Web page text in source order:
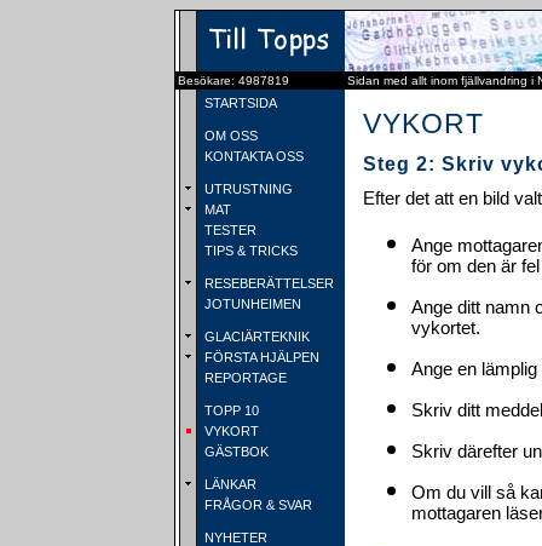
Besökare: 4987819 Sidan med allt inom fjällvandring i
STARTSIDA
OM OSS
KONTAKTA OSS
UTRUSTNING
MAT
TESTER
TIPS & TRICKS
RESEBERÄTTELSER
JOTUNHEIMEN
GLACIÄRTEKNIK
FÖRSTA HJÄLPEN
REPORTAGE
TOPP 10
VYKORT
GÄSTBOK
LÄNKAR
FRÅGOR & SVAR
NYHETER
VYKORT
Steg 2: Skriv
Efter det att en bild
Ange
för om den är
Ange ditt namn
vykortet.
Ange en lämplig
Skriv ditt
Skriv därefter
Om du vill så
mottagaren